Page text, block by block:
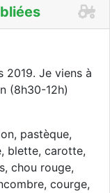
2019. Je viens à
(8h30-12h)
pastèque,
blette, carotte,
chou rouge,
courge,